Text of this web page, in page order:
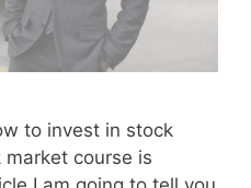
to invest in stock
course is